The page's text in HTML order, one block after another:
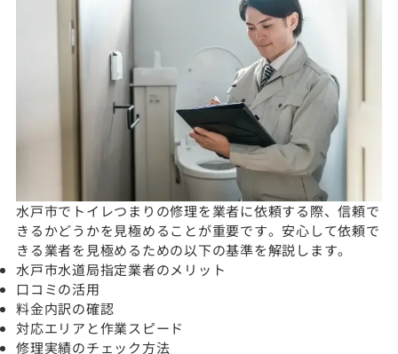
水戸市でトイレつまりの修理を業者に依頼する際、信頼で
きるかどうかを見極めることが重要です。安心して依頼で
きる業者を見極めるための以下の基準を解説します。
水戸市水道局指定業者のメリット
口コミの活用
料金内訳の確認
対応エリアと作業スピード
修理実績のチェック方法